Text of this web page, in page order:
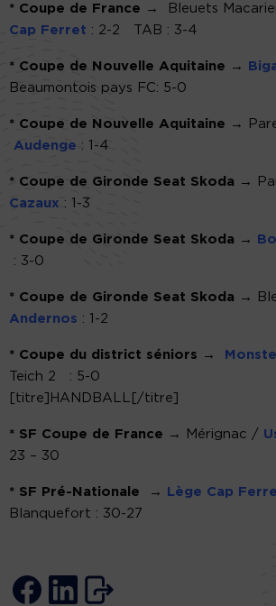
* Coupe de France → Bleuets
Cap Ferret : 2-2 TAB : 3-4
* Coupe de Nouvelle Aquitaine →
Beaumontois pays FC: 5-0
* Coupe de Nouvelle Aquitaine →
Audenge : 1-4
* Coupe de Gironde Seat Skoda →
Cazaux : 1-3
* Coupe de Gironde Seat Skoda →
: 3-0
* Coupe de Gironde Seat Skoda →
Andernos : 1-2
* Coupe du district séniors →
Teich 2
: 5-0
[titre]HANDBALL[/titre]
* SF Coupe de France → Mérignac /
23 – 30
* SF Pré-Nationale → Lège Cap
Blanquefort : 30-27